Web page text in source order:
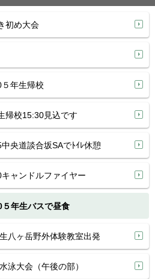
初め大会
年生帰校
帰校15:30見込です
央道談合坂SAでﾄｲﾚ休憩
ャンドルファイヤー
年生バスで昼食
八ヶ岳野外体験教室出発
泳大会（午後の部）